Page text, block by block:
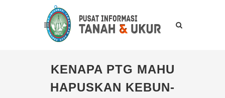
KENAPA PTG MAHU
HAPUSKAN KEBUN-